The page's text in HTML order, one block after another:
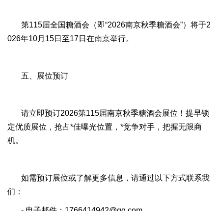
第115届全国糖酒会（即“2026南京秋季糖酒会”）将于2
026年10月15日至17日在南京举行。
五、展位预订
请立即预订2026第115届南京秋季糖酒会展位！提早锁
定优质展位，抢占*佳曝光位置，*竞争对手，把握无限商
机。
如需预订展位或了解更多信息，请通过以下方式联系我
们：